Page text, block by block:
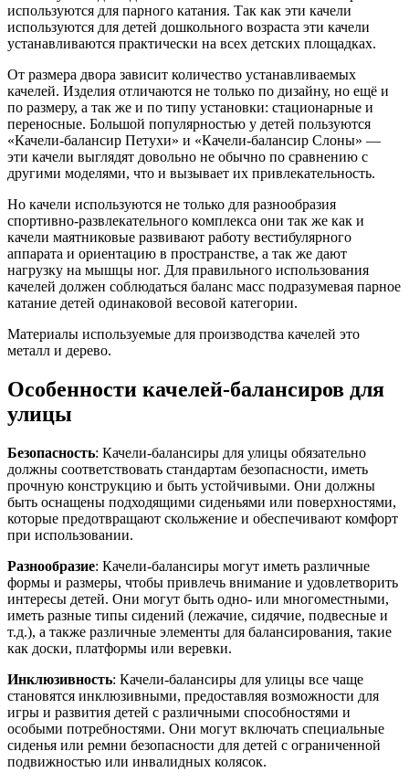
используются для парного катания. Так как эти качели
используются для детей дошкольного возраста эти качели
устанавливаются практически на всех детских площадках.
От размера двора зависит количество устанавливаемых
качелей. Изделия отличаются не только по дизайну, но ещё и
по размеру, а так же и по типу установки: стационарные и
переносные. Большой популярностью у детей пользуются
«Качели-балансир Петухи» и «Качели-балансир Слоны» —
эти качели выглядят довольно не обычно по сравнению с
другими моделями, что и вызывает их привлекательность.
Но качели используются не только для разнообразия
спортивно-развлекательного комплекса они так же как и
качели маятниковые развивают работу вестибулярного
аппарата и ориентацию в пространстве, а так же дают
нагрузку на мышцы ног. Для правильного использования
качелей должен соблюдаться баланс масс подразумевая парное
катание детей одинаковой весовой категории.
Материалы используемые для производства качелей это
металл и дерево.
Особенности качелей-балансиров для
улицы
Безопасность: Качели-балансиры для улицы обязательно
должны соответствовать стандартам безопасности, иметь
прочную конструкцию и быть устойчивыми. Они должны
быть оснащены подходящими сиденьями или поверхностями,
которые предотвращают скольжение и обеспечивают комфорт
при использовании.
Разнообразие: Качели-балансиры могут иметь различные
формы и размеры, чтобы привлечь внимание и удовлетворить
интересы детей. Они могут быть одно- или многоместными,
иметь разные типы сидений (лежачие, сидячие, подвесные и
т.д.), а также различные элементы для балансирования, такие
как доски, платформы или веревки.
Инклюзивность: Качели-балансиры для улицы все чаще
становятся инклюзивными, предоставляя возможности для
игры и развития детей с различными способностями и
особыми потребностями. Они могут включать специальные
сиденья или ремни безопасности для детей с ограниченной
подвижностью или инвалидных колясок.